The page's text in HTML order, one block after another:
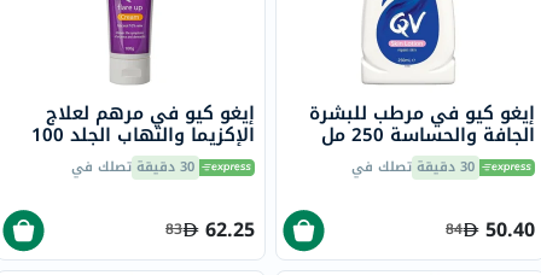
إيغو كيو في مرطب للبشرة
الجافة والحساسة 250 مل
30 دقيقة تصلك في
50.40
84
إيغو كيو في مرهم لعلاج
الإكزيما والتهاب الجلد 100
جرام 30 دقيقة تصلك في
62.25
83